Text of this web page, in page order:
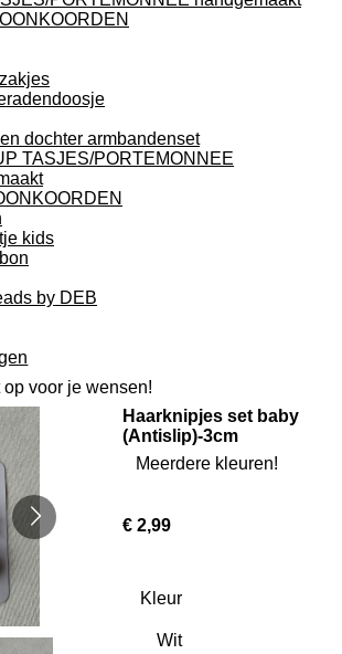
dochter armbandenset
TASJES/PORTEMONNEE
kids
by DEB
op voor je wensen!
Haarknipjes set baby
(Antislip)-3cm
Meerdere kleuren!
€ 2,99
Kleur